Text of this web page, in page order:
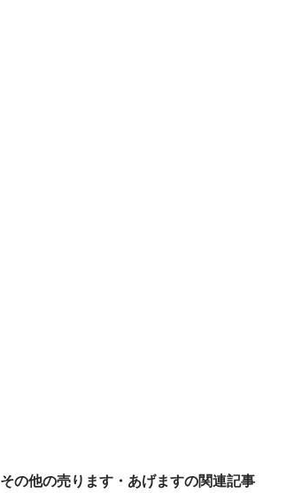
その他の売ります・あげますの関連記事